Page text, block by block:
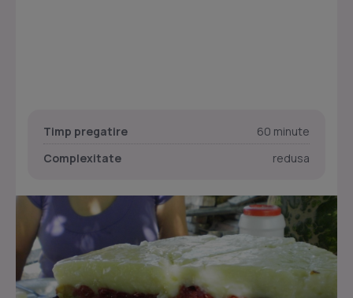
Timp pregatire
60 minute
Complexitate
redusa